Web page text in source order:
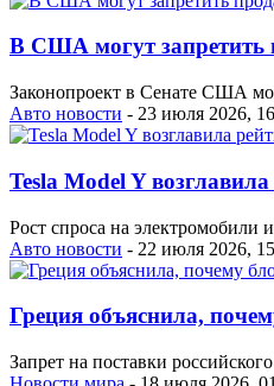
В США могут запретить
Законопроект в Сенате США
Авто новости - 23 июля 2026,
Tesla Model Y
Рост спроса на
Авто новости - 22 июля 2026,
Греция объяснила,
Запрет на поставки